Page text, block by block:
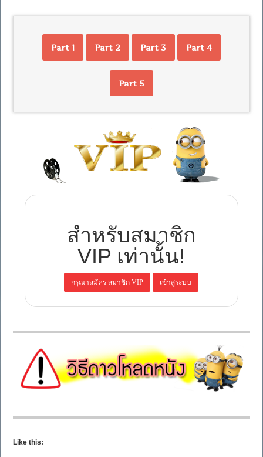
Part 1 Part 2 Part 3 Part 4
Part 5
สำหรับสมาชิก
VIP เท่านั้น!
Like this: